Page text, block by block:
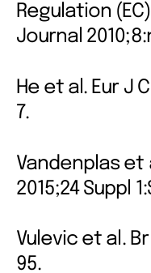
Regulation
Journal
He et al. Eur J
7.
Vandenplas et
2015;24 Suppl
Vulevic et al. Br
95.